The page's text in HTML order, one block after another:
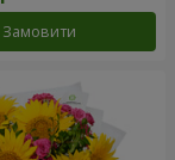
Замовити